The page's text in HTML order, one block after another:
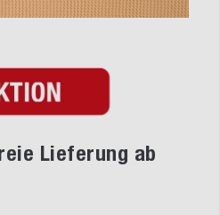
Lieferung ab